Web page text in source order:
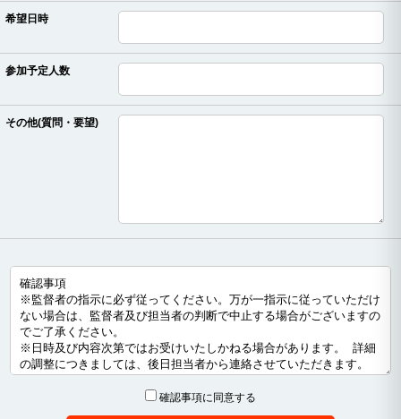
希望日時
参加予定人数
その他(質問・要望)
確認事項に同意する